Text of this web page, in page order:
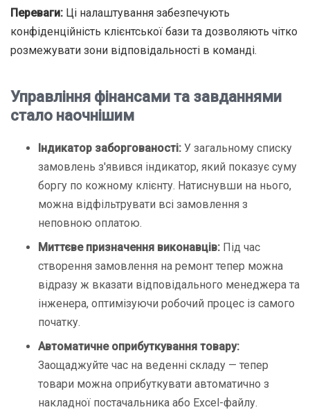
Переваги: Ці налаштування забезпечують
конфіденційність клієнтської бази та дозволяють чітко
розмежувати зони відповідальності в команді.
Управління фінансами та завданнями
стало наочнішим
Індикатор заборгованості: У загальному списку
замовлень з'явився індикатор, який показує суму
боргу по кожному клієнту. Натиснувши на нього,
можна відфільтрувати всі замовлення з
неповною оплатою.
Миттєве призначення виконавців: Під час
створення замовлення на ремонт тепер можна
відразу ж вказати відповідального менеджера та
інженера, оптимізуючи робочий процес із самого
початку.
Автоматичне оприбуткування товару:
Заощаджуйте час на веденні складу — тепер
товари можна оприбуткувати автоматично з
накладної постачальника або Excel-файлу.